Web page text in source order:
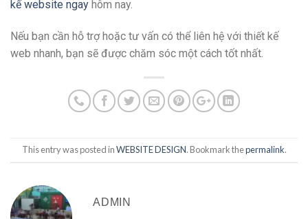
kế website ngay hôm nay.
Nếu bạn cần hỗ trợ hoặc tư vấn có thể liên hệ với thiết kế
web nhanh, bạn sẽ được chăm sóc một cách tốt nhất.
This entry was posted inWEBSITE DESIGN. Bookmark thepermalink.
ADMIN